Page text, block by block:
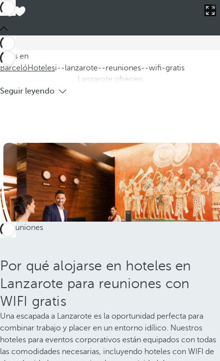
Estás en
BarcelóHotelesi--lanzarote--reuniones--wifi-gratis
Barceló
Hoteles en Lanzarote para reuniones
reuniones y con WIFI gratis, que garantizan una excelente
comunicación durante su estancia. Nuestros resorts en
Lanzarote ofrecen
Seguir leyendo
Por qué alojarse en hoteles en
Lanzarote para reuniones con
WIFI gratis
Una escapada a Lanzarote es la oportunidad perfecta para
combinar trabajo y placer en un entorno idílico. Nuestros
hoteles para eventos corporativos están equipados con todas
las comodidades necesarias, incluyendo hoteles con WIFI de